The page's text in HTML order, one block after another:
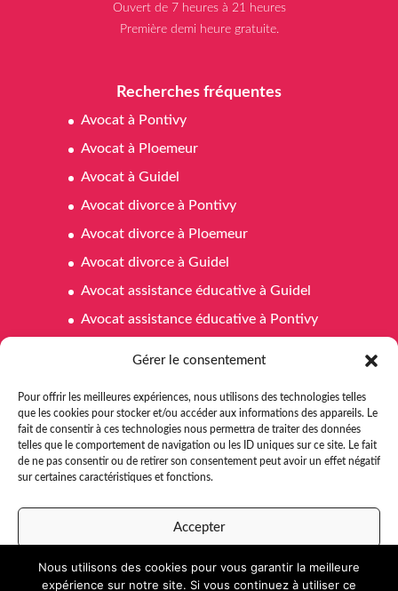
Gérer le consentement
Pour offrir les meilleures expériences, nous utilisons des technologies telles
que les cookies pour stocker et/ou accéder aux informations des appareils. Le
fait de consentir à ces technologies nous permettra de traiter des données
telles que le comportement de navigation ou les ID uniques sur ce site. Le fait
de ne pas consentir ou de retirer son consentement peut avoir un effet négatif
sur certaines caractéristiques et fonctions.
Accepter
Refuser
Ouvert de 7 heures à 21 heures
Première demi heure gratuite.
Recherches fréquentes
Avocat à Pontivy
Avocat à Ploemeur
Avocat à Guidel
Avocat divorce à Pontivy
Avocat divorce à Ploemeur
Avocat divorce à Guidel
Avocat assistance éducative à Guidel
Avocat assistance éducative à Pontivy
Avocat affaires familiales à Ploemeur
Avocat affaires familiales à Guidel
Avocat aide juridictionnelle Pontivy
Nous utilisons des cookies pour vous garantir la meilleure
expérience sur notre site. Si vous continuez à utiliser ce